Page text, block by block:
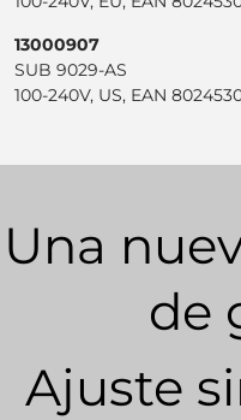
13000907
SUB 9029-AS
100-240V, US, EAN
Una
de
Ajuste